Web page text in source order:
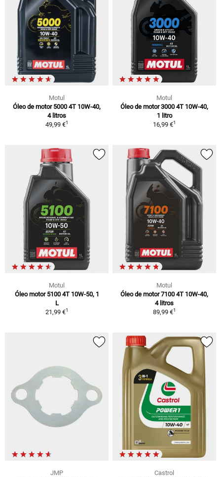
Motul
Óleo de motor 5000 4T 10W-40,
4 litros
49,99 €1
Motul
Óleo de motor 3000 4T 10W-40,
1 litro
16,99 €1
Motul
Óleo motor 5100 4T 10W-50, 1
L
21,99 €1
Motul
Óleo de motor 7100 4T 10W-40,
4 litros
89,99 €1
JMP
Castrol